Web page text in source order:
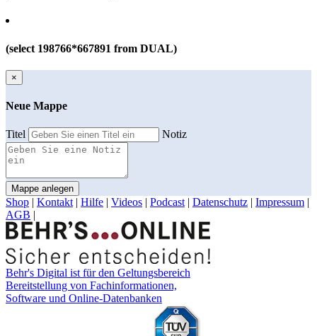
(select 198766*667891 from DUAL)
×
Neue Mappe
Titel Notiz
Mappe anlegen
Shop | Kontakt | Hilfe | Videos | Podcast | Datenschutz | Impressum |
AGB |
Behr's Digital ist für den Geltungsbereich
Bereitstellung von Fachinformationen,
Software und Online-Datenbanken